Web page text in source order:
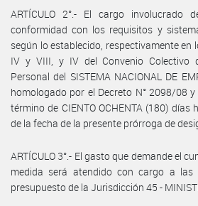
ARTÍCULO 2°.- El cargo involucrado
conformidad con los requisitos y
según lo establecido, respectivamente en
IV y VIII, y IV del Convenio Colectivo
Personal del SISTEMA NACIONAL DE
homologado por el Decreto N° 2098/08
término de CIENTO OCHENTA (180)
de la fecha de la presente prórroga de
ARTÍCULO 3°.- El gasto que demande el
medida será atendido con cargo a las
presupuesto de la Jurisdicción 45 -